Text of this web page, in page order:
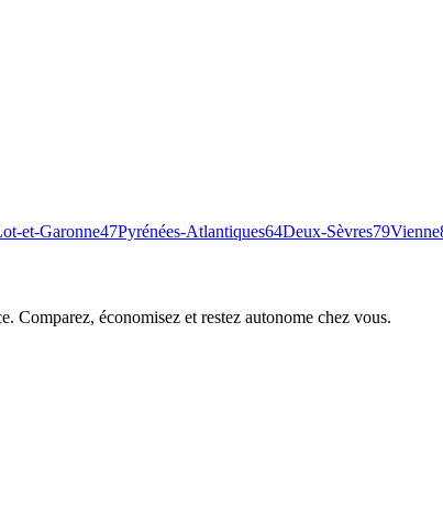
et-Garonne47Pyrénées-Atlantiques64Deux-Sèvres79Vienne
Comparez, économisez et restez autonome chez vous.